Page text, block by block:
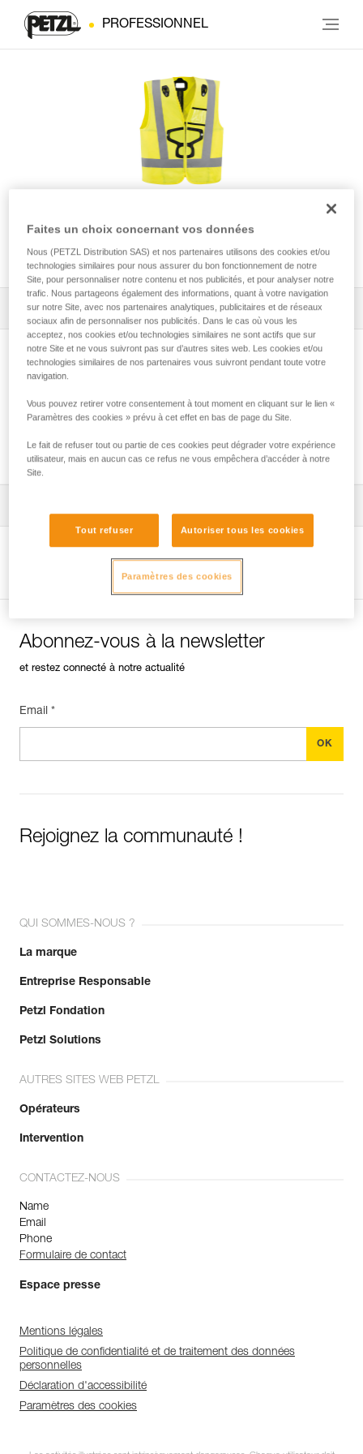
PROFESSIONNEL
Veste HI-VIZ pour harnais
NEWTON®
Tous les conseils techniques 1 Filtrer
Quel harnais pour quels usages ?
Voir la page produit
Abonnez-vous à la newsletter
et restez connecté à notre actualité
Email *
Rejoignez la communauté !
QUI SOMMES-NOUS ?
La marque
Entreprise Responsable
Petzl Fondation
Petzl Solutions
AUTRES SITES WEB PETZL
Opérateurs
Intervention
CONTACTEZ-NOUS
Name
Email
Phone
Formulaire de contact
Espace presse
Mentions légales
Politique de confidentialité et de traitement des données
personnelles
Déclaration d'accessibilité
Paramètres des cookies
Faites un choix concernant vos données
Nous (PETZL Distribution SAS) et nos partenaires utilisons des cookies et/ou
technologies similaires pour nous assurer du bon fonctionnement de notre
Site, pour personnaliser notre contenu et nos publicités, et pour analyser notre
trafic. Nous partageons également des informations, quant à votre navigation
sur notre Site, avec nos partenaires analytiques, publicitaires et de réseaux
sociaux afin de personnaliser nos publicités. Dans le cas où vous les
acceptez, nos cookies et/ou technologies similaires ne sont actifs que sur
notre Site et ne vous suivront pas sur d’autres sites web. Les cookies et/ou
technologies similaires de nos partenaires vous suivront pendant toute votre
navigation.
Vous pouvez retirer votre consentement à tout moment en cliquant sur le lien «
Paramètres des cookies » prévu à cet effet en bas de page du Site.
Le fait de refuser tout ou partie de ces cookies peut dégrader votre expérience
utilisateur, mais en aucun cas ce refus ne vous empêchera d’accéder à notre
Site.
Tout refuser Autoriser tous les cookies
Paramètres des cookies